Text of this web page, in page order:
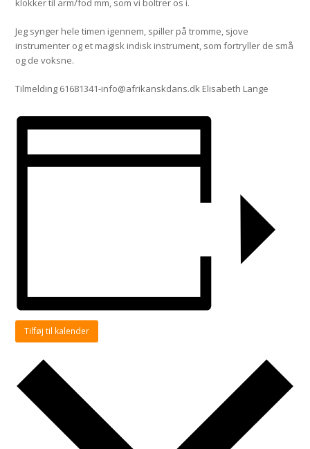
klokker til arm/fod mm, som vi boltrer os i.
Jeg synger hele timen igennem, spiller på tromme, sjove
instrumenter og et magisk indisk instrument, som fortryller de små
og de voksne.
Tilmelding 61681341-info@afrikanskdans.dk Elisabeth Lange
Tilføj til kalender